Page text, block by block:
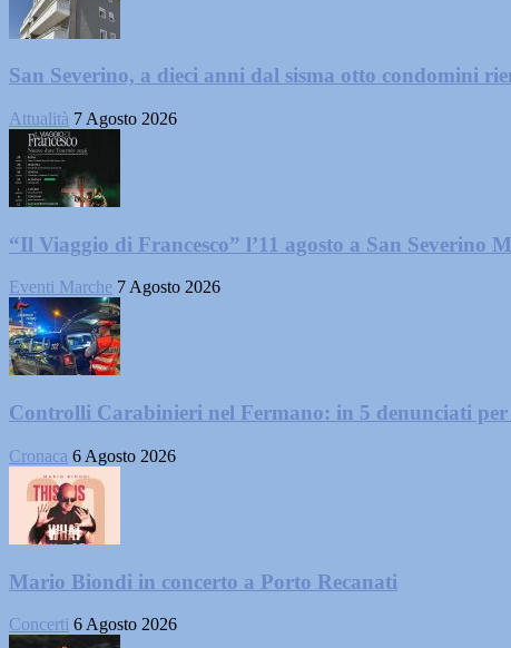
San Severino, a dieci anni dal sisma otto condomini
Attualità 7 Agosto 2026
“Il Viaggio di Francesco” l’11 agosto a San Severino
Eventi Marche 7 Agosto 2026
Controlli Carabinieri nel Fermano: in 5 denunciati per
Cronaca 6 Agosto 2026
Mario Biondi in concerto a Porto Recanati
Concerti 6 Agosto 2026